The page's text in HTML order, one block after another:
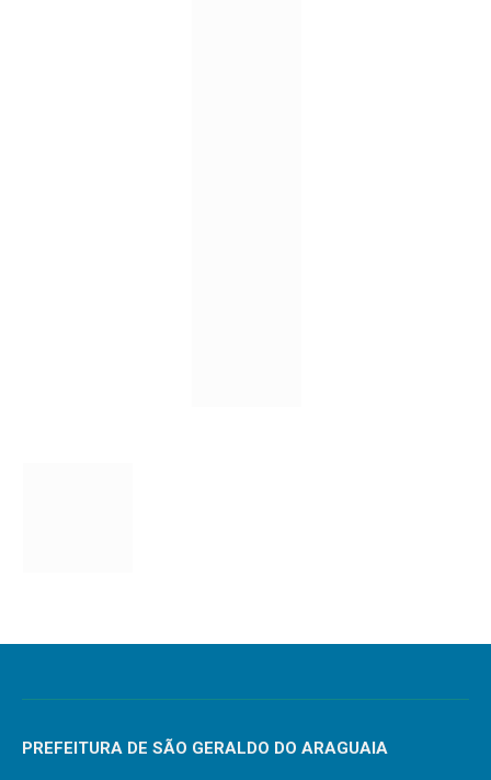
PREFEITURA DE SÃO GERALDO DO ARAGUAIA